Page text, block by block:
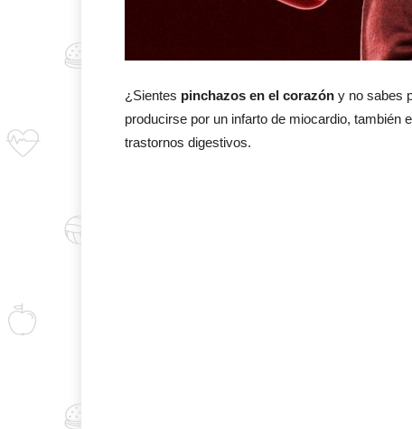
¿Sientes pinchazos en el corazón y no sabes
producirse por un infarto de miocardio, también
trastornos digestivos.